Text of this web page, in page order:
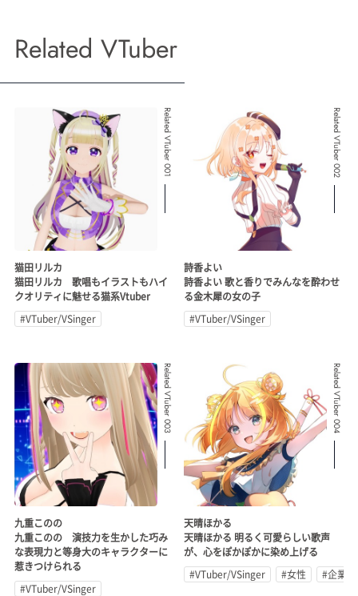
Related VTuber
Related VTuber 001
猫田リルカ
猫田リルカ 歌唱もイラストもハイ
クオリティに魅せる猫系Vtuber
#VTuber/VSinger
Related VTuber 002
詩香よい
詩香よい 歌と香りでみんなを酔わせ
る金木犀の女の子
#VTuber/VSinger
Related VTuber 003
九重このの
九重このの 演技力を生かした巧み
な表現力と等身大のキャラクターに
惹きつけられる
#VTuber/VSinger
Related VTuber 004
天晴ほかる
天晴ほかる 明るく可愛らしい歌声
が、心をぽかぽかに染め上げる
#VTuber/VSinger
#女性 #企業